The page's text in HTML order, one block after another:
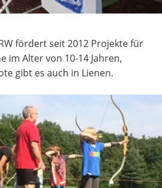
fördert seit 2012 Projekte für
im Alter von 10-14 Jahren,
gibt es auch in Lienen.